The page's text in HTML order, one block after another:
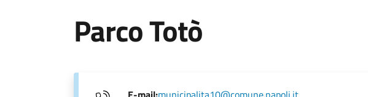
Parco Totò